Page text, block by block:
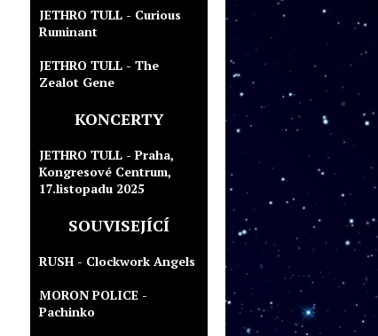
JETHRO TULL - Curious
Ruminant
JETHRO TULL - The
Zealot Gene
KONCERTY
JETHRO TULL - Praha,
Kongresové Centrum,
17.listopadu 2025
SOUVISEJÍCÍ
RUSH - Clockwork Angels
MORON POLICE -
Pachinko